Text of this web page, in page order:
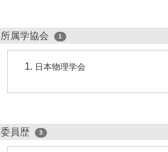
所属学協会 1
日本物理学会
委員歴 3